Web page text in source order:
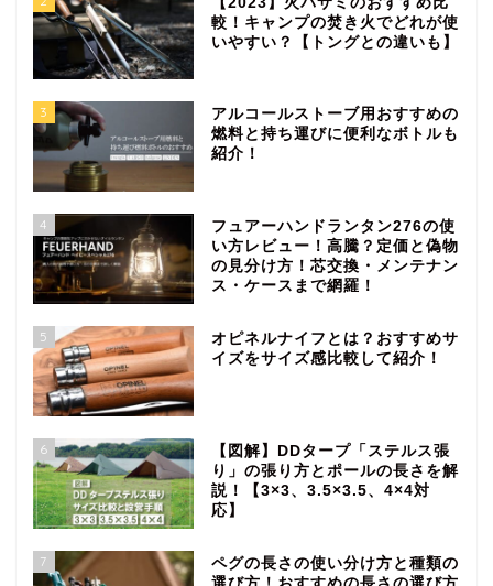
較！キャンプの焚き火でどれが使
いやすい？【トングとの違いも】
3
アルコールストーブ用おすすめの
燃料と持ち運びに便利なボトルも
紹介！
4
フュアーハンドランタン276の使
い方レビュー！高騰？定価と偽物
の見分け方！芯交換・メンテナン
ス・ケースまで網羅！
5
オピネルナイフとは？おすすめサ
イズをサイズ感比較して紹介！
6
【図解】DDタープ「ステルス張
り」の張り方とポールの長さを解
説！【3×3、3.5×3.5、4×4対
応】
7
ペグの長さの使い分け方と種類の